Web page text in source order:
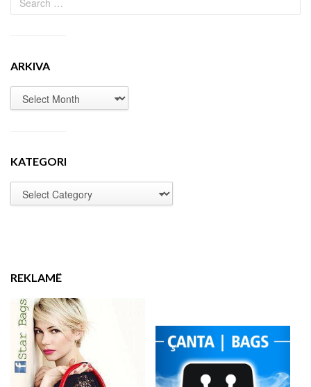
ARKIVA
KATEGORI
REKLAMË